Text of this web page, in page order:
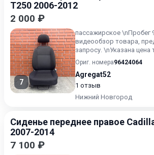
T250 2006-2012
2 000 ₽
7
пассажирское \nПробег
видеообзор товара,
запросу. \nУказана
ПОЛЬЗОВАТЕЛЕЙ
Ориг. номера96424064
Agregat52
1 отзыв
Нижний Новгород
Сиденье переднее правое
2007-2014
7 100 ₽